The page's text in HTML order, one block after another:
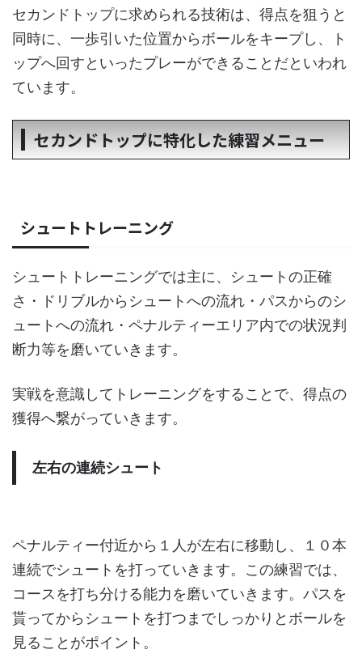
セカンドトップに求められる技術は、得点を狙うと
同時に、一歩引いた位置からボールをキープし、ト
ップへ回すといったプレーができることだといわれ
ています。
セカンドトップに特化した練習メニュー
シュートトレーニング
シュートトレーニングでは主に、シュートの正確
さ・ドリブルからシュートへの流れ・パスからのシ
ュートへの流れ・ペナルティーエリア内での状況判
断力等を磨いていきます。
実戦を意識してトレーニングをすることで、得点の
獲得へ繋がっていきます。
左右の連続シュート
ペナルティー付近から１人が左右に移動し、１０本
連続でシュートを打っていきます。この練習では、
コースを打ち分ける能力を磨いていきます。パスを
貰ってからシュートを打つまでしっかりとボールを
見ることがポイント。